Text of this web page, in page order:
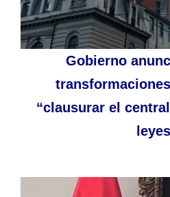
Gobierno
“clausurar el
leyes